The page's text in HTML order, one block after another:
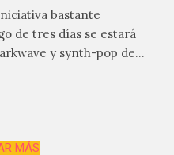
bastante
de tres días se estará
y synth-pop de
MÁS